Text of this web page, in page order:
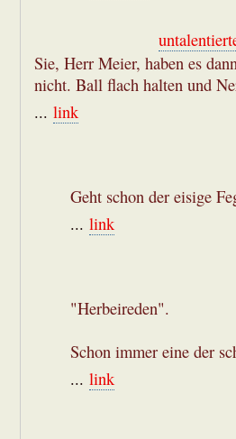
Sie, Herr Meier, haben es
nicht. Ball flach halten und
... link
Geht schon der eisige
... link
"Herbeireden".
Schon immer eine der
... link